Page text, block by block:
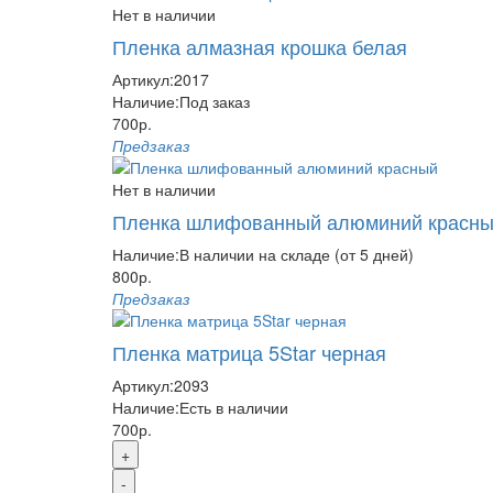
Нет в наличии
Пленка алмазная крошка белая
Артикул:2017
Наличие:Под заказ
700р.
Предзаказ
Нет в наличии
Пленка шлифованный алюминий
Наличие:В наличии на складе (от 5 дней)
800р.
Предзаказ
Пленка матрица 5Star черная
Артикул:2093
Наличие:Есть в наличии
700р.
+
-